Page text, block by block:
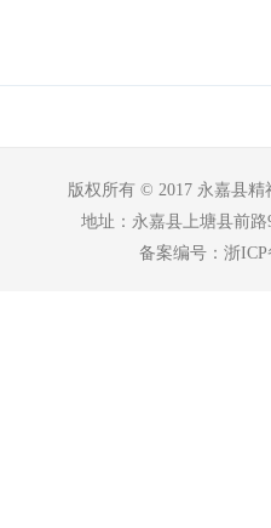
版权所有 © 2017 永嘉县
地址：永嘉县上塘县前
备案编号：浙